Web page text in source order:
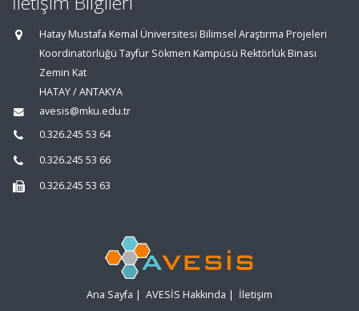
Hatay Mustafa Kemal Üniversitesi Bilimsel Araştırma Projeleri
Koordinatörlüğü Tayfur Sökmen Kampüsü Rektörlük Binası
Zemin Kat
HATAY / ANTAKYA
avesis@mku.edu.tr
0.326.245 53 64
0.326.245 53 66
0.326.245 53 63
Ana Sayfa | AVESİS Hakkında | İletişim